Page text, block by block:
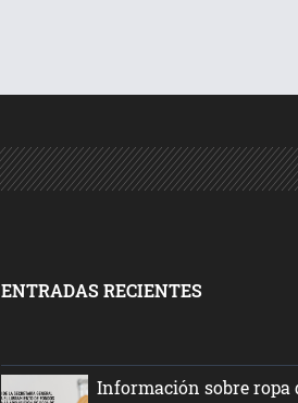
ENTRADAS RECIENTES
Información sobre ropa